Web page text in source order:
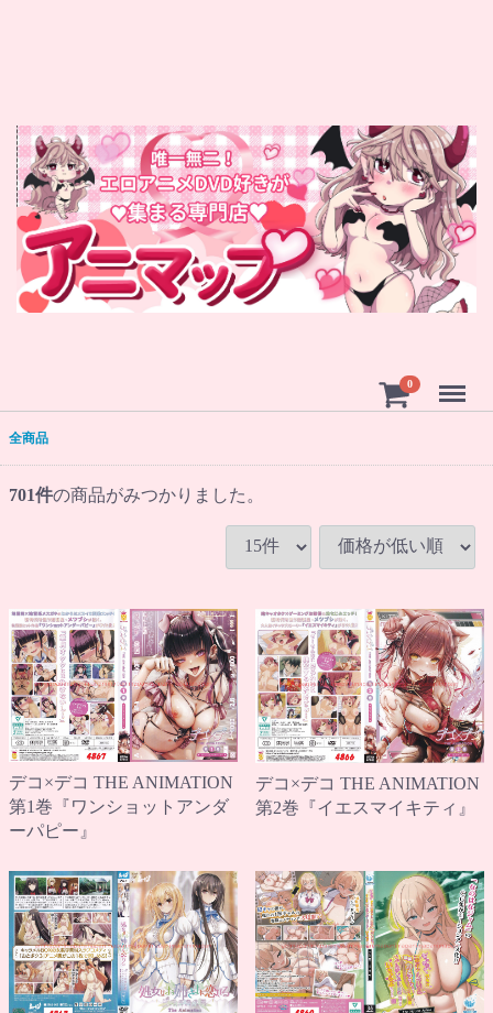
0 Menu
全商品
701件の商品がみつかりました。
デコ×デコ THE ANIMATION
第1巻『ワンショットアンダ
ーパピー』
デコ×デコ THE ANIMATION
第2巻『イエスマイキティ』